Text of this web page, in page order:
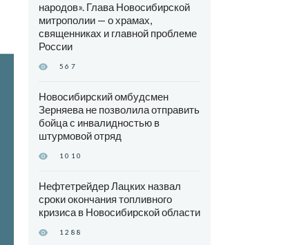
народов». Глава Новосибирской
митрополии — о храмах,
священниках и главной проблеме
России
567
Новосибирский омбудсмен
Зерняева не позволила отправить
бойца с инвалидностью в
штурмовой отряд
1010
Нефтетрейдер Лацких назвал
сроки окончания топливного
кризиса в Новосибирской области
1288